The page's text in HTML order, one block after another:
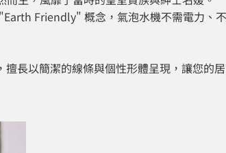
Friendly" 概念，氣泡水機不需電力、
長以簡潔的線條與個性形體呈現，讓您的